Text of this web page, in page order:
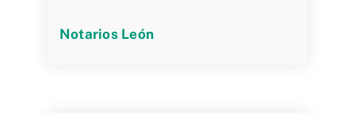
Notarios León